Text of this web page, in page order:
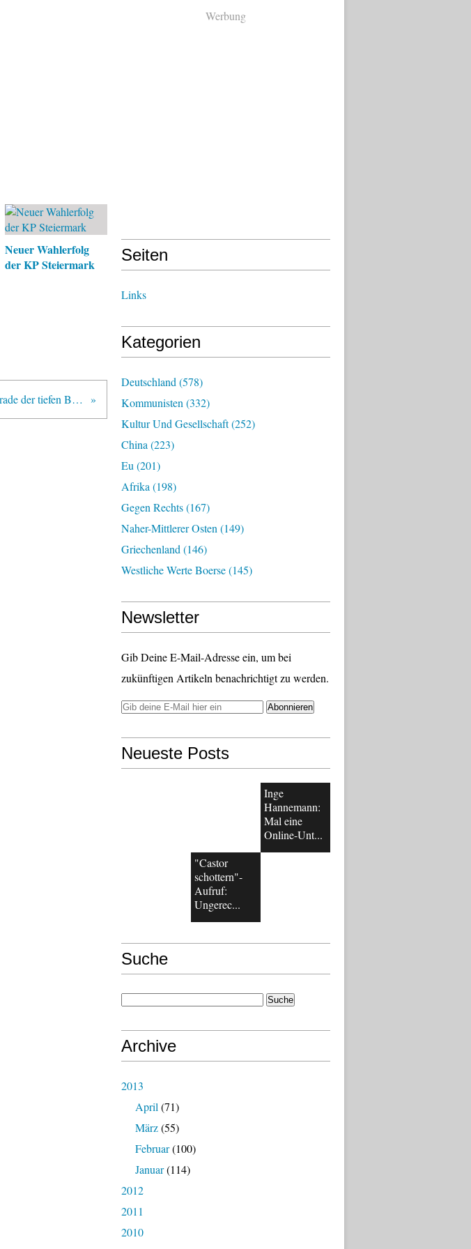
Neuer Wahlerfolg
der KP Steiermark
Erstaunlich unterschiedliche Grade der tiefen Betroffenheit
Werbung
Seiten
Links
Kategorien
Deutschland (578)
Kommunisten (332)
Kultur Und Gesellschaft(252)
China (223)
Eu (201)
Afrika (198)
Gegen Rechts(167)
Naher-Mittlerer Osten (149)
Griechenland (146)
Westliche Werte Boerse(145)
Newsletter
Gib Deine E-Mail-Adresse ein, um bei
zukünftigen Artikeln benachrichtigt zu werden.
Neueste Posts
Inge
Hannemann:
Mal eine
Online-Unt...
"Castor
schottern"-
Aufruf:
Ungerec...
Suche
Archive
2013
April (71)
März(55)
Februar(100)
Januar(114)
2012
2011
2010